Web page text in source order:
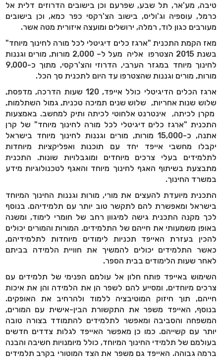
טיבה, מע'אר, תל שבע, שפרעם וכן בישובים הדרוזים דלית אל
כרמל, עוספיה וג'וליס, בישוב הצ'רקסי כפר כמא, וכן בישובים
מעורבים כגון לוד, רמלה, ירושלים ומועצה איזורית מטה אשר.
מאז הקמת התכנית "ארגז כלים דיגיטלי לכל מורה לחינוך מיוחד"
בשנת 2015 הצטרפו אליה מעל ל– 2,000 מורות, מורים וגננות
לחינוך מיוחד במגזר הערבי, הדרוזי והצ'רקסי, מתוך כ-9,000
מורות, מורים וגננות שהצטרפו עד היום לתכנית סך הכל.
ארגז הכלים הדיגיטלי כולל אייפד, 120 שעות הדרכה, מדפסת,
שלוש שנות אחריות, שלוש שנים תמיכה טכנית,גמול השתלמות,
מקרן לכיתה, אינטרנט אלחוטי לכיתה ותיק למחשב. באמצעות
התכנית "ארגז כלים דיגיטלי לכל מורה לחינוך מיוחד" של קרן
אתנה, כ-15,000 מורות, מורים וגננות לחינוך מיוחד בישראל
יקבלו מחשבי אייפד יחד עם תוכנות ואפליקציות מיוחדות
לתלמידים בעלי צרכים מיוחדים ומוגבלויות שונות. התכנית
מתבצעת בשיתוף האגף לחינוך מיוחד והאגף לטכנולוגיות מידע
במשרד החינוך.
התכנית מיועדת להעצים את מורי, מורות וגננות החינוך המיוחד
בישראל ומאפשרת להם לתקשר טוב יותר עם תלמידיהם. בנוסף
לכך מקנה התכנית גישה למיגוון רחב של חומרי לימוד, ומשנה
באופן משמעותי את חייהם של התלמידים. המורות והמורים יכולים
להכין בעזרת האייפד תכניות לימודים מיוחדות לתלמידיהם,
כאשר התלמידים יכולים להמשיך את חוויית הלמידה בביתם
לאחר שעות הלימודים בבית הספר.
השימוש באייפד פותח חלון אל עולמם הפנימי של תלמידים עם
צרכים מיוחדים, ומסייע להם לשפר הן את הלמידה והן את איכות
חייהם, תוך חיזוק המוטיבציה ללמוד ולהרחיב את האופקים.
בנוסף, האייפד משפר את התקשורת הבין-אישית עם המורים,
המשפחה והסביבה ומאפשר לתלמידים להתמודד בצורה טובה
יותר עם קשייהם. כמו כן מאפשר האייפד לגלות צדדים חדשים
בעולמם של תלמידי החינוך המיוחד, כולל מיומנויות חשיבה והבנה
ברמה גבוהה. האייפד גם משפר את הצד המוטורי בקרב תלמידים